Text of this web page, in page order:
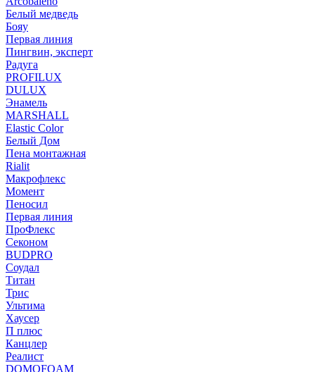
Белый медведь
Бояу
Первая линия
Пингвин, эксперт
Радуга
PROFILUX
DULUX
Энамель
MARSHALL
Elastic Color
Белый Дом
Пена монтажная
Rialit
Макрофлекс
Момент
Пеносил
Первая линия
ПроФлекс
Секоном
BUDPRO
Соудал
Титан
Трис
Ультима
Хаусер
П плюс
Канцлер
Реалист
DOMOFOAM